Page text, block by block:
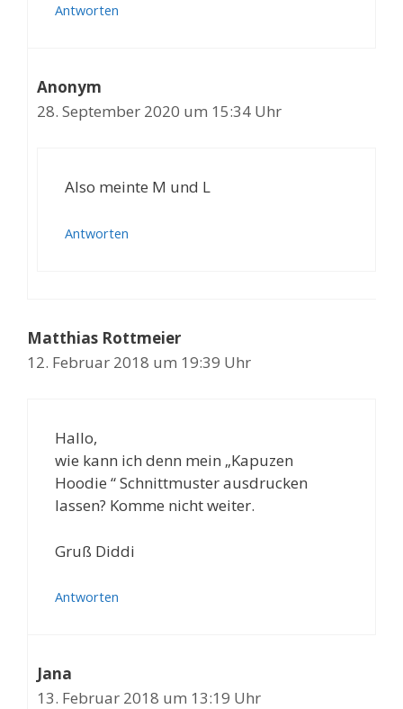
Antworten
Anonym
28. September 2020 um 15:34 Uhr
Also meinte M und L
Antworten
Matthias Rottmeier
12. Februar 2018 um 19:39 Uhr
Hallo,
wie kann ich denn mein „Kapuzen
Hoodie “ Schnittmuster ausdrucken
lassen? Komme nicht weiter.
Gruß Diddi
Antworten
Jana
13. Februar 2018 um 13:19 Uhr